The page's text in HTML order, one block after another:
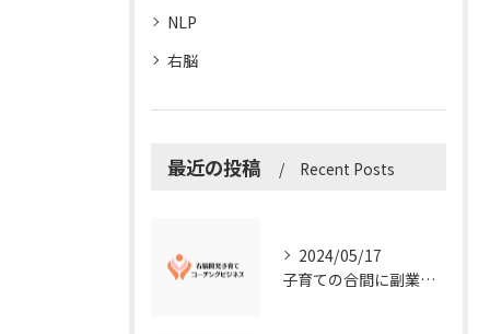
NLP
右脳
最近の投稿 Recent Posts
2024/05/17
子育ての合間に副業コーチングで収入アップ！右脳開発子育てコーチングビジネスの可能性とは？